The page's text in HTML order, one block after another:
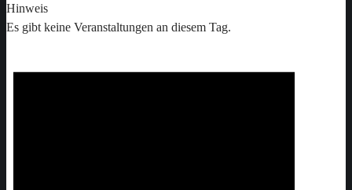
Hinweis
Es gibt keine Veranstaltungen an diesem Tag.